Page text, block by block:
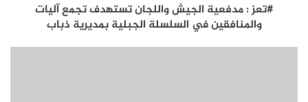
#تعز : مدفعية الجيش واللجان تستهدف تجمع آليات
والمنافقين في السلسلة الجبلية بمديرية ذباب